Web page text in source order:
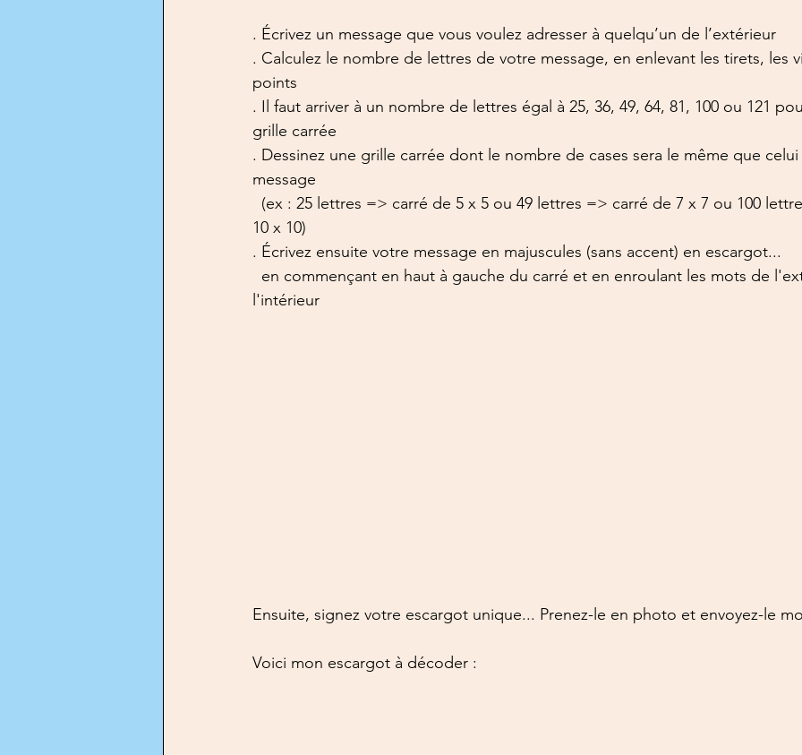
. Écrivez un message que vous voulez adresser à quelqu’un de l’extérieur
. Calculez le nombre de lettres de votre message, en enlevant les tirets, les
points
. Il faut arriver à un nombre de lettres égal à 25, 36, 49, 64, 81, 100 ou 121
grille carrée
. Dessinez une grille carrée dont le nombre de cases sera le même que
message
(ex : 25 lettres => carré de 5 x 5 ou 49 lettres => carré de 7 x 7 ou 100
10 x 10)
. Écrivez ensuite votre message en majuscules (sans accent) en escargot...
en commençant en haut à gauche du carré et en enroulant les mots de
l'intérieur
Ensuite, signez votre escargot unique... Prenez-le en photo et envoyez-le
Voici mon escargot à décoder :